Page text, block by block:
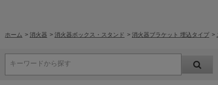
ホーム > 消火器 > 消火器ボックス・スタンド > 消火器ブラケット 埋込タイプ >
キーワードから探す